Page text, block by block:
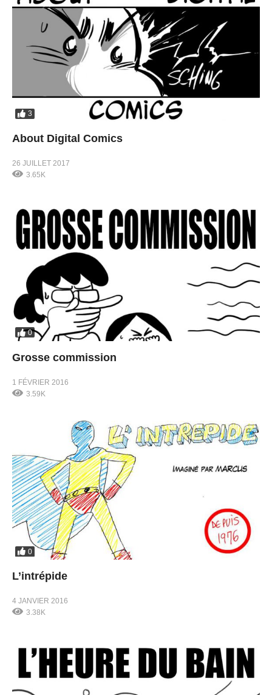
3
About Digital Comics
26 JUILLET 2017
3.65K
0
Grosse commission
1 FÉVRIER 2016
3.59K
0
L’intrépide
4 JANVIER 2016
3.38K